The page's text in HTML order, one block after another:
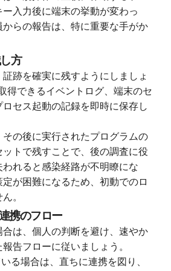
入力後に端末の挙動が変わっ
らの報告は、特に重要な手がか
方
跡を確実に残すようにしましょ
得できるイベントログ、端末のセ
セス起動の記録を即時に保存し
の後に実行されたプログラムの
トで残すことで、後の調査に役
れると感染経路が不明瞭にな
が困難になるため、初動でのロ
。
携のフロー
は、個人の判断を避け、速やか
告フローに従いましょう。
る場合は、直ちに連携を図り、